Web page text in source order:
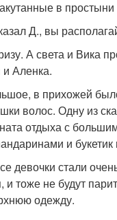
в простыни
Д., вы
А света и Вика
Аленка.
в прихожей
волос. Одну из
отдыха с
и
девочки стали
тоже не будут
одежду.